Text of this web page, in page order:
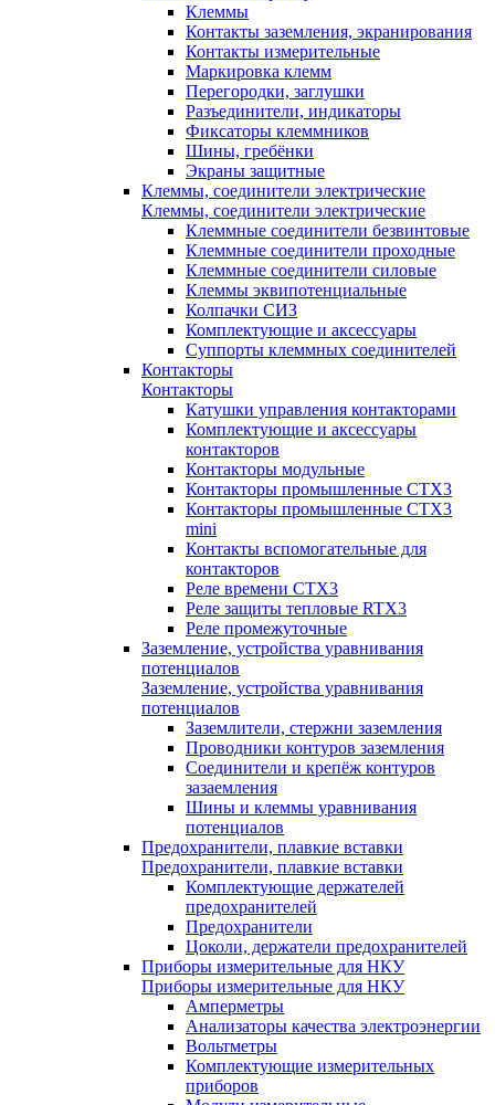
Клеммы
Контакты заземления, экранирования
Контакты измерительные
Маркировка клемм
Перегородки, заглушки
Разъединители, индикаторы
Фиксаторы клеммников
Шины, гребёнки
Экраны защитные
Клеммы, соединители электрические
Клеммы, соединители электрические
Клеммные соединители безвинтовые
Клеммные соединители проходные
Клеммные соединители силовые
Клеммы эквипотенциальные
Колпачки СИЗ
Комплектующие и аксессуары
Суппорты клеммных соединителей
Контакторы
Контакторы
Катушки управления контакторами
Комплектующие и аксессуары
контакторов
Контакторы модульные
Контакторы промышленные CTX3
Контакторы промышленные CTX3
mini
Контакты вспомогательные для
контакторов
Реле времени CTX3
Реле защиты тепловые RTX3
Реле промежуточные
Заземление, устройства уравнивания
потенциалов
Заземление, устройства уравнивания
потенциалов
Заземлители, стержни заземления
Проводники контуров заземления
Соединители и крепёж контуров
зазаемления
Шины и клеммы уравнивания
потенциалов
Предохранители, плавкие вставки
Предохранители, плавкие вставки
Комплектующие держателей
предохранителей
Предохранители
Цоколи, держатели предохранителей
Приборы измерительные для НКУ
Приборы измерительные для НКУ
Амперметры
Анализаторы качества электроэнергии
Вольтметры
Комплектующие измерительных
приборов